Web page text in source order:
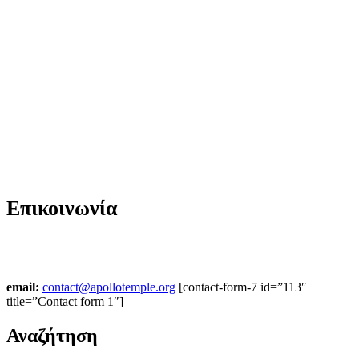
Επικοινωνία
email: contact@apollotemple.org [contact-form-7 id=”113″
title=”Contact form 1″]
Αναζήτηση